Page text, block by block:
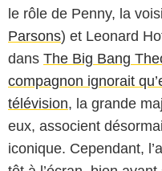
le rôle de Penny, la
Parsons) et Leonard
dans The Big Bang
compagnon ignorait
télévision, la grande
eux, associent
iconique. Cependant,